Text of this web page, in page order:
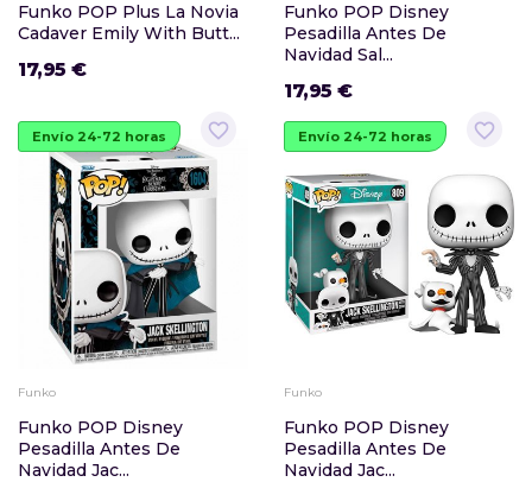
Funko POP Plus La Novia
Cadaver Emily With Butt...
17,95 €
Funko POP Disney
Pesadilla Antes De
Navidad Sal...
17,95 €
favorite_border
Envío 24-72 horas
Funko
Funko POP Disney
Pesadilla Antes De
Navidad Jac...
favorite_border
Envío 24-72 horas
Funko
Funko POP Disney
Pesadilla Antes De
Navidad Jac...